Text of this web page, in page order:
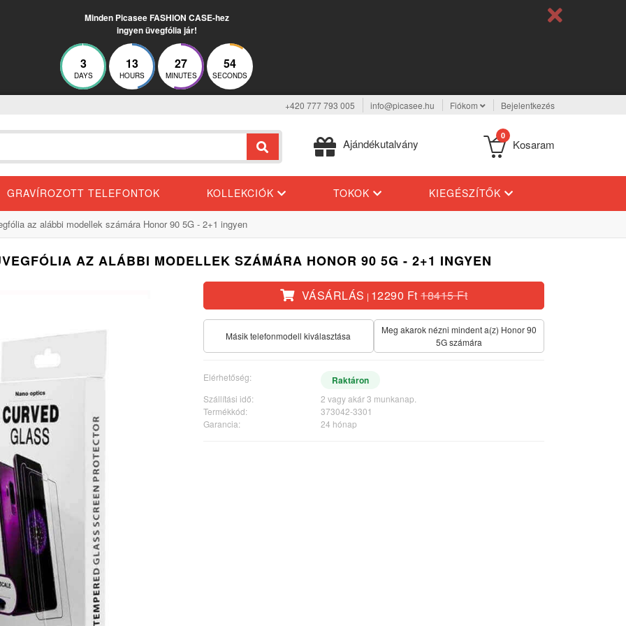
Minden Picasee FASHION CASE-hez
ingyen üvegfólia jár!
3
DAYS
13
HOURS
27
MINUTES
53
SECONDS
+420 777 793 005 info@picasee.hu Fiókom Bejelentkezés
Ajándékutalvány
0
Kosaram
GRAVÍROZOTT TELEFONTOK KOLLEKCIÓK TOKOK KIEGÉSZÍTŐK
az alábbi modellek számára Honor 90 5G - 2+1 ingyen
AZ ALÁBBI MODELLEK SZÁMÁRA HONOR 90 5G - 2+1 INGYEN
VÁSÁRLÁS | 12290 Ft18415 Ft
Másik telefonmodell kiválasztása
Meg akarok nézni mindent a(z) Honor 90
5G számára
Elérhetőség: Raktáron
Szállítási idő:
2 vagy akár 3 munkanap.
Termékkód:
373042-3301
Garancia:
24 hónap